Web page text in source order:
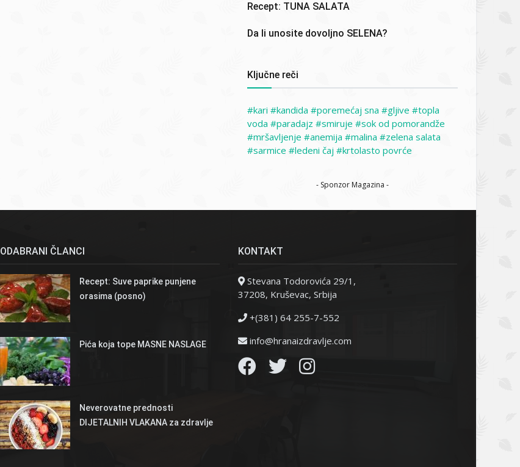
Recept: TUNA SALATA
Da li unosite dovoljno SELENA?
Ključne reči
kari kandida poremećaj sna gljive
topla
voda
paradajz smiruje
sok od pomorandže
mršavljenje
anemija malina
zelena salata
sarmice
ledeni čaj krtolasto povrće
- Sponzor Magazina -
ODABRANI ČLANCI
Recept: Suve paprike punjene
orasima (posno)
Pića koja tope MASNE NASLAGE
Neverovatne prednosti
DIJETALNIH VLAKANA za zdravlje
KONTAKT
Stevana Todorovića 29/1,
37208, Kruševac, Srbija
+(381) 64 255-7-552
info@hranaizdravlje.com